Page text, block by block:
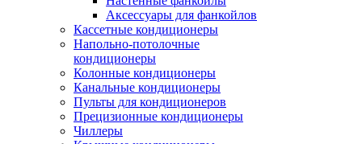
Аксессуары для фанкойлов
Кассетные кондиционеры
Напольно-потолочные
кондиционеры
Колонные кондиционеры
Канальные кондиционеры
Пульты для кондиционеров
Прецизионные кондиционеры
Чиллеры